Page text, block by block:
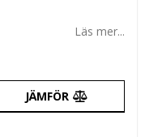
Läs mer...
JÄMFÖR